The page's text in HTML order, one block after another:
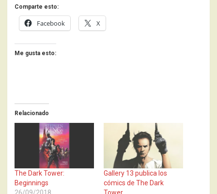
Comparte esto:
Facebook X
Me gusta esto:
Relacionado
The Dark Tower:
Beginnings
26/09/2018
Gallery 13 publica los
cómics de The Dark
Tower